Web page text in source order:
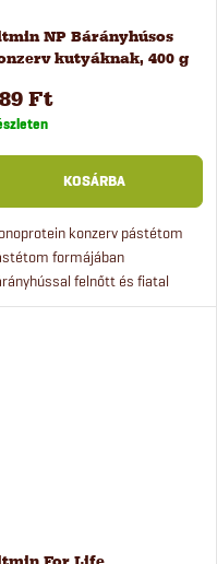
NP Bárányhúsos
kutyáknak, 400 g
Ft
KOSÁRBA
konzerv pástétom
formájában
felnőtt és fiatal
számára. A teljes értékű